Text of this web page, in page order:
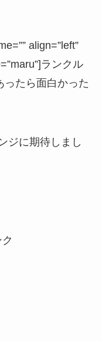
align=”left”
ランクル
ったら面白かった
ジに期待しまし